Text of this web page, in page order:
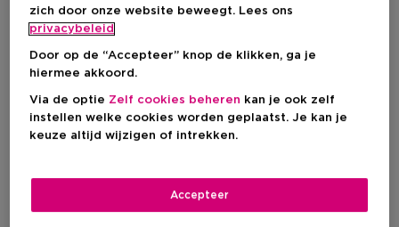
zich door onze website beweegt. Lees ons
privacybeleid
Door op de “Accepteer” knop de klikken, ga je
hiermee akkoord.
Via de optie Zelf cookies beheren kan je ook zelf
instellen welke cookies worden geplaatst. Je kan je
keuze altijd wijzigen of intrekken.
Accepteer